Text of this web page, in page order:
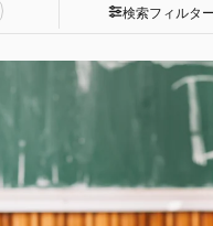
検索フィルター